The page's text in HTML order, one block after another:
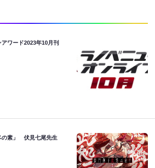
ワード2023年10月刊
の素」 伏見七尾先生